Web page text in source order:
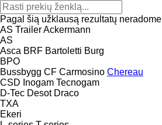
Pagal šią užklausą rezultatų neradome
AS TrailerAckermann
AS
Asca BRF Bartoletti Burg
BPO
Bussbygg CF Carmosino Chereau
CSD Inogam Tecnogam
D-Tec Desot Draco
TXA
Ekeri